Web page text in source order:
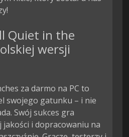
Quiet in the
wersji
za darmo na PC to
swojego gatunku – i nie
Swój sukces gra
jakości i dopracowaniu na